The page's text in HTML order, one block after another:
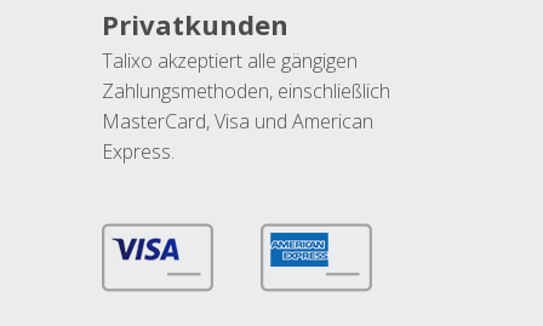
Privatkunden
Talixo akzeptiert alle gängigen
Zahlungsmethoden, einschließlich
MasterCard, Visa und American
Express.